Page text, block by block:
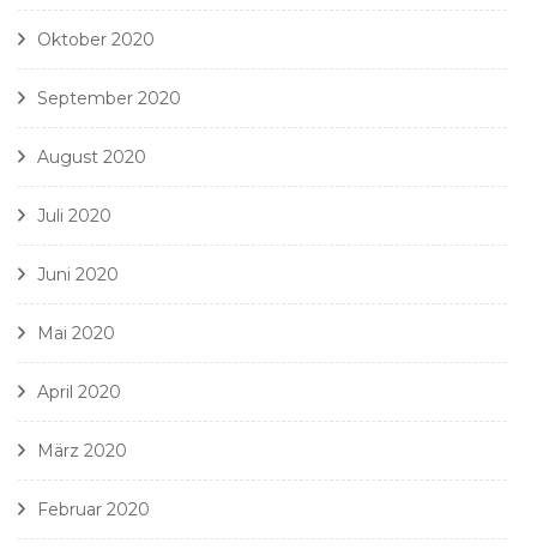
Oktober 2020
September 2020
August 2020
Juli 2020
Juni 2020
Mai 2020
April 2020
März 2020
Februar 2020